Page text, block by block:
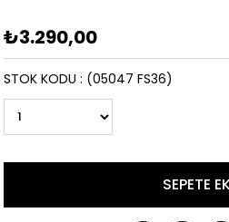
₺3.290,00
(05047 FS36)
STOK KODU